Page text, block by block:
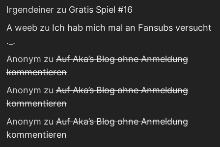
Irgendeinerzu Gratis Spiel #16
A weebzu Ich hab mich mal an Fansubs versucht
._.
Anonym zuAuf Aka’s Blog ohne Anmeldung
kommentieren
Anonym zuAuf Aka’s Blog ohne Anmeldung
kommentieren
Anonym zuAuf Aka’s Blog ohne Anmeldung
kommentieren